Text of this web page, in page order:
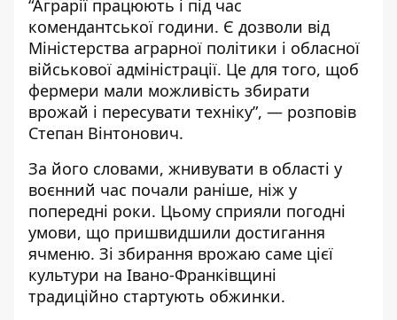
“Аграрії працюють і під час
комендантської години. Є дозволи від
Міністерства аграрної політики і обласної
військової адміністрації. Це для того, щоб
фермери мали можливість збирати
врожай і пересувати техніку”, — розповів
Степан Вінтонович.
За його словами, жнивувати в області у
воєнний час почали раніше, ніж у
попередні роки. Цьому сприяли погодні
умови, що пришвидшили достигання
ячменю. Зі збирання врожаю саме цієї
культури на Івано-Франківщині
традиційно стартують обжинки.